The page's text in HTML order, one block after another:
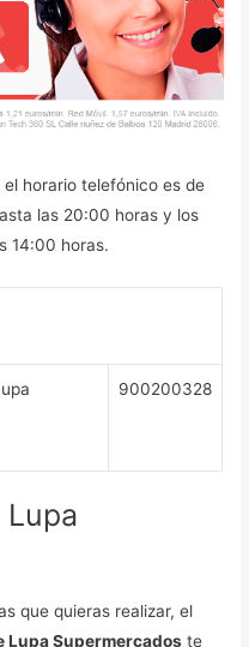
horario telefónico es de
las 20:00 horas y los
14:00 horas.
900200328
que quieras realizar, el
Lupa Supermercados te